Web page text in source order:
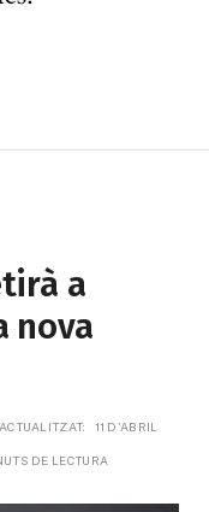
a
nova
ACTUALITZAT: 11 D'ABRIL
DE LECTURA